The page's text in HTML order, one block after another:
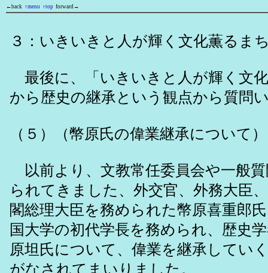
←back ↑menu ↑top forward→
３：いきいきと人が輝く文化薫るま
最後に、「いきいきと人が輝く文
から歴史の継承という観点から質問
（５）（幣原氏の偉業継承について）
以前より、文教常任委員会や一般
られてきました、外交官、外務大臣
閣総理大臣を務められた幣原喜重郎
国大学の初代学長を務められ、歴史
原坦氏について、偉業を継承してい
がなされてまいりました。